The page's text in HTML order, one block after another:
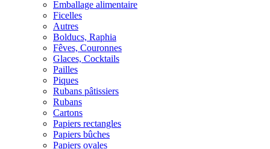
Emballage alimentaire
Ficelles
Autres
Bolducs, Raphia
Fêves, Couronnes
Glaces, Cocktails
Pailles
Piques
Rubans pâtissiers
Rubans
Cartons
Papiers rectangles
Papiers bûches
Papiers ovales